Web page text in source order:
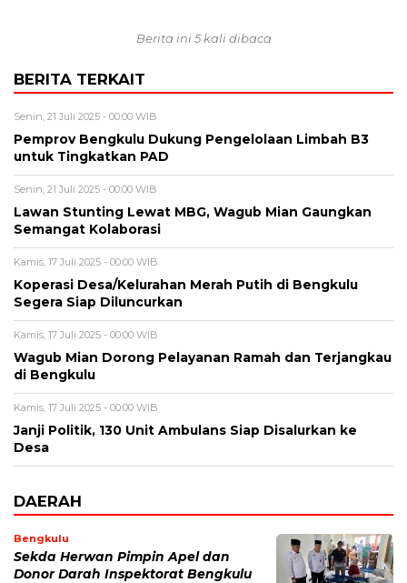
Berita ini 5 kali dibaca
BERITA TERKAIT
Senin, 21 Juli 2025 - 00:00 WIB
Pemprov Bengkulu Dukung Pengelolaan Limbah B3
untuk Tingkatkan PAD
Senin, 21 Juli 2025 - 00:00 WIB
Lawan Stunting Lewat MBG, Wagub Mian Gaungkan
Semangat Kolaborasi
Kamis, 17 Juli 2025 - 00:00 WIB
Koperasi Desa/Kelurahan Merah Putih di Bengkulu
Segera Siap Diluncurkan
Kamis, 17 Juli 2025 - 00:00 WIB
Wagub Mian Dorong Pelayanan Ramah dan Terjangkau
di Bengkulu
Kamis, 17 Juli 2025 - 00:00 WIB
Janji Politik, 130 Unit Ambulans Siap Disalurkan ke
Desa
DAERAH
Bengkulu
Sekda Herwan Pimpin Apel dan
Donor Darah Inspektorat Bengkulu